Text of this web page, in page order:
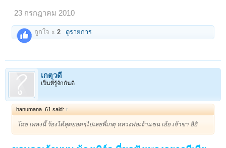
23 กรกฎาคม 2010
ถูกใจ x2 ดูรายการ
เกตุวดี
เป็นที่รู้จักกันดี
hanumana_61 said: ↑
โหย เพลงนี้ ร้องได้สุดยอดๆไปเลยพี่เกตุ หลวงพ่อเจ้าแขน เอ้ย เจ้าขา อิอิ